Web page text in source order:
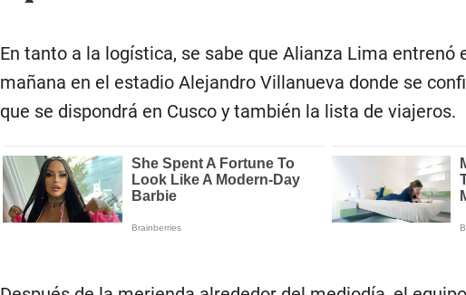
En tanto a la logística, se sabe que Alianza Lima entrenó
mañana en el estadio Alejandro Villanueva donde se
que se dispondrá en Cusco y también la lista de viajeros.